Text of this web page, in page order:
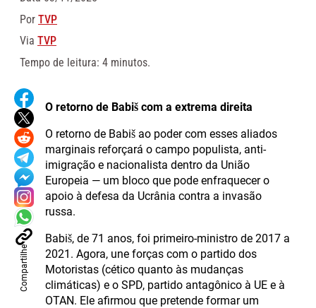
Por TVP
Via TVP
Tempo de leitura: 4 minutos.
Compartilhe
O retorno de Babiš com a extrema direita
O retorno de Babiš ao poder com esses aliados
marginais reforçará o campo populista, anti-
imigração e nacionalista dentro da União
Europeia — um bloco que pode enfraquecer o
apoio à defesa da Ucrânia contra a invasão
russa.
Babiš, de 71 anos, foi primeiro-ministro de 2017 a
2021. Agora, une forças com o partido dos
Motoristas (cético quanto às mudanças
climáticas) e o SPD, partido antagônico à UE e à
OTAN. Ele afirmou que pretende formar um